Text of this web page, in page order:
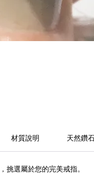
材質說明 天然鑽
，挑選屬於您的完美戒指。